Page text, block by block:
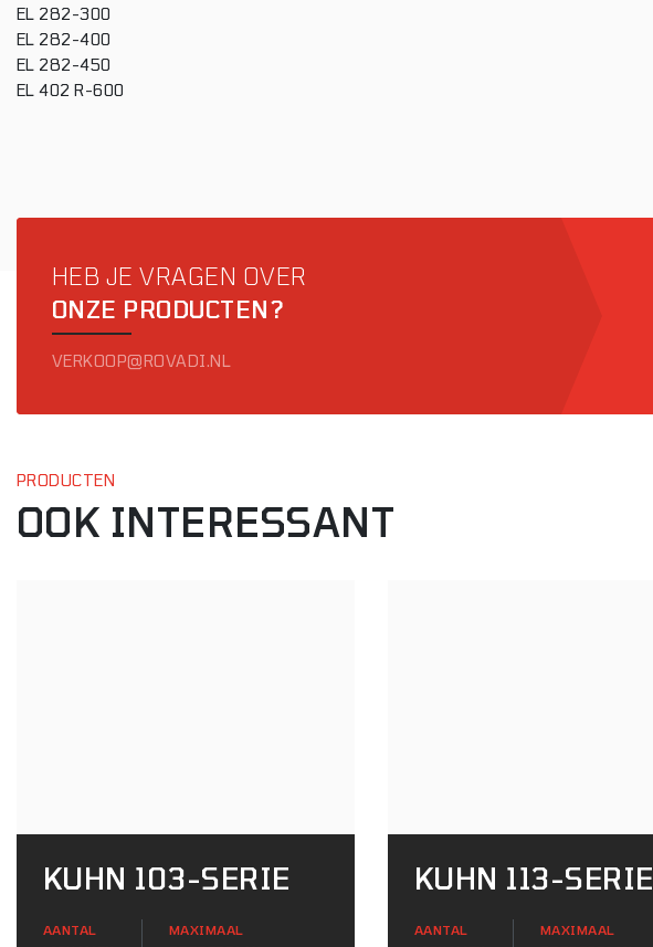
EL 282-300
EL 282-400
EL 282-450
EL 402 R-600
HEB JE VRAGEN OVER
ONZE PRODUCTEN?
VERKOOP@ROVADI.NL
PRODUCTEN
OOK INTERESSANT
KUHN 103-SERIE
AANTAL
MAXIMAAL
KUHN 113-SERIE
AANTAL
MAXIMAAL